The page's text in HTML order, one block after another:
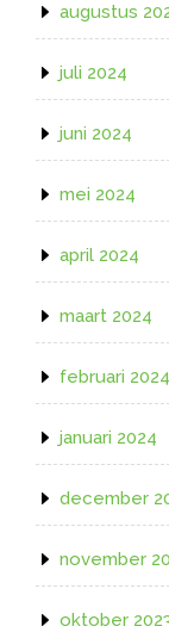
augustus
juli 2024
juni 2024
mei 2024
april 2024
maart 2024
februari 2024
januari 2024
december
november
oktober